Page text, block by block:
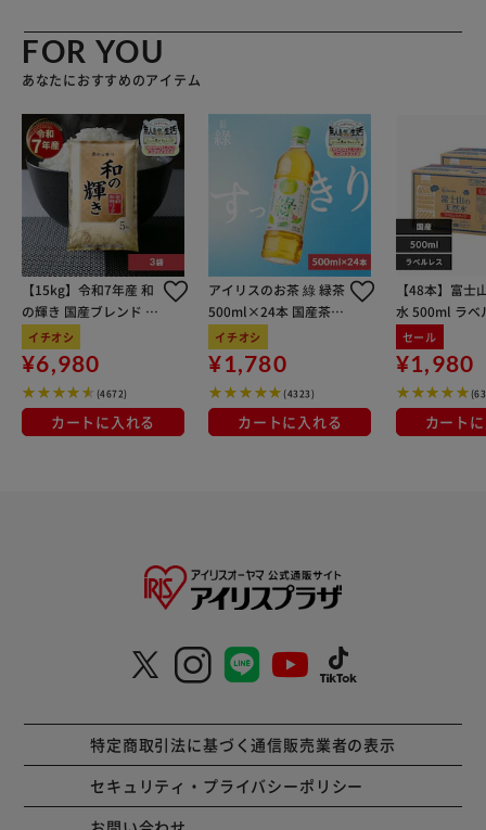
FOR YOU
あなたにおすすめのアイテム
【15kg】令和7年産 和
の輝き 国産ブレンド 5
kg×3袋
イチオシ
¥6,980
(4672)
カートに入れる
アイリスのお茶 綠 緑茶
500ml×24本 国産茶葉
100％使用
イチオシ
¥1,780
(4323)
カートに入れる
【48本】富士
水 500ml ラベ
セール
¥1,980
カート
特定商取引法に基づく通信販売業者の表示
セキュリティ・プライバシーポリシー